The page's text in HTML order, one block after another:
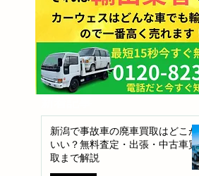
新潟で事故車の廃車買取はどこが
いい？無料査定・出張・中古車買
取まで解説